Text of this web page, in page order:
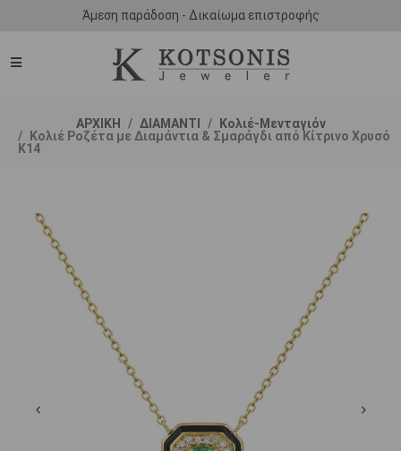
Άμεση παράδοση - Δικαίωμα επιστροφής
ΑΡΧΙΚΗ ΔΙΑΜΑΝΤΙ
Κολιέ-Μενταγιόν
Κολιέ Ροζέτα με Διαμάντια & Σμαράγδι από Κίτρινο Χρυσό
K14